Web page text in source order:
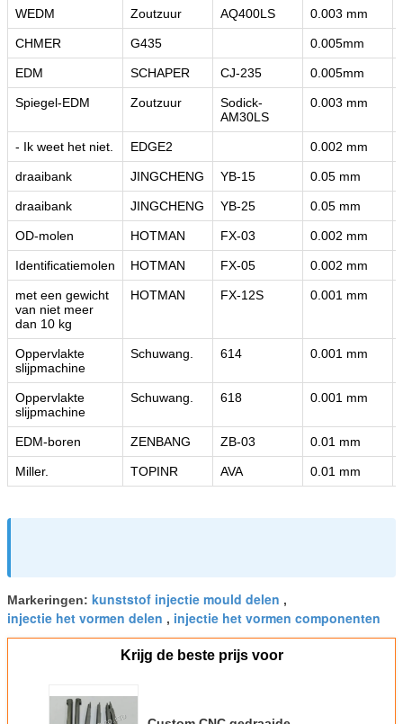
WEDM Zoutzuur AQ400LS 0.003 mm
CHMER G435 0.005mm
EDM SCHAPER CJ-235 0.005mm
Spiegel-EDM Zoutzuur
Sodick-
AM30LS
0.003 mm
- Ik weet het niet. EDGE2 0.002 mm
draaibank JINGCHENG YB-15 0.05 mm
draaibank JINGCHENG YB-25 0.05 mm
OD-molen HOTMAN FX-03 0.002 mm
Identificatiemolen HOTMAN FX-05 0.002 mm
met een gewicht
van niet meer
dan 10 kg
HOTMAN FX-12S 0.001 mm
Oppervlakte
slijpmachine
Schuwang. 614 0.001 mm
Oppervlakte
slijpmachine
Schuwang. 618 0.001 mm
EDM-boren ZENBANG ZB-03 0.01 mm
Miller. TOPINR AVA 0.01 mm
Markeringen: kunststof injectie mould delen ,
injectie het vormen delen , injectie het vormen componenten
Krijg de beste prijs voor